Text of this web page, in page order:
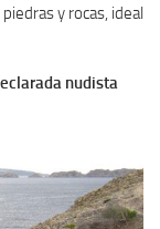
y rocas, ideal
nudista